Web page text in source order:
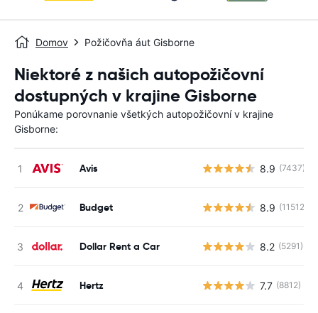
Domov Požičovňa áut Gisborne
Niektoré z našich autopožičovní
dostupných v krajine Gisborne
Ponúkame porovnanie všetkých autopožičovní v krajine
Gisborne:
Avis 8.9 (7437)
Budget 8.9 (11512)
Dollar Rent a Car 8.2 (5291)
Hertz 7.7 (8812)